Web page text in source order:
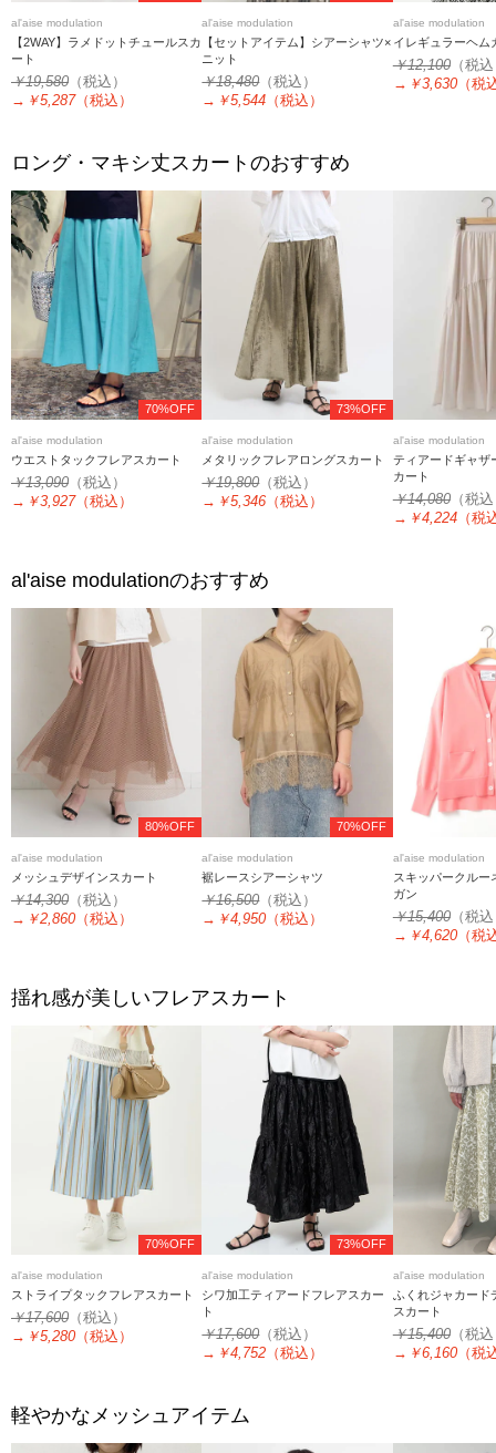
al'aise modulation
【2WAY】ラメドットチュールスカ
ート
￥19,580 （税込）
→ ￥5,287（税込）
al'aise modulation
【セットアイテム】シアーシャツ×
ニット
￥18,480（税込）
→ ￥5,544 （税込）
al'aise modulation
イレギュラーヘム
￥12,100（税
→ ￥3,630（税
ロング・マキシ丈スカートのおすすめ
70%OFF
al'aise modulation
ウエストタックフレアスカート
￥13,090 （税込）
→ ￥3,927（税込）
73%OFF
al'aise modulation
メタリックフレアロングスカート
￥19,800（税込）
→ ￥5,346 （税込）
al'aise modulation
ティアードギャザ
カート
￥14,080（税
→ ￥4,224（税
al'aise modulationのおすすめ
80%OFF
al'aise modulation
メッシュデザインスカート
￥14,300 （税込）
→ ￥2,860 （税込）
70%OFF
al'aise modulation
裾レースシアーシャツ
￥16,500（税込）
→ ￥4,950 （税込）
al'aise modulation
スキッパークルー
ガン
￥15,400（税
→ ￥4,620（税
揺れ感が美しいフレアスカート
70%OFF
al'aise modulation
ストライプタックフレアスカート
￥17,600 （税込）
→ ￥5,280 （税込）
73%OFF
al'aise modulation
シワ加工ティアードフレアスカー
ト
￥17,600（税込）
→ ￥4,752 （税込）
al'aise modulation
ふくれジャカード
スカート
￥15,400（税
→ ￥6,160（税
軽やかなメッシュアイテム